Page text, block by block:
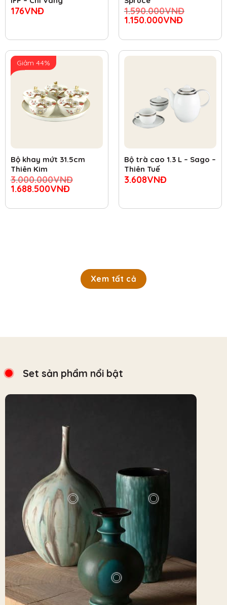
176VNĐ 1.590.000VNĐ
1.150.000VNĐ
Giảm 44%
Bộ khay mứt 31.5cm
Thiên Kim
3.000.000VNĐ
1.688.500VNĐ
Bộ trà cao 1.3 L – Sago –
Thiên Tuế
3.608VNĐ
Xem tất cả
Set sản phẩm nổi bật